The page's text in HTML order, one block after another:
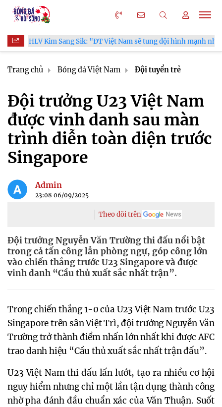
Kim Sang Sik: "ĐT Việt Nam sẽ tung đội hình mạnh nhất trước
Trang chủ Bóng đá Việt Nam Đội tuyển trẻ
Đội trưởng U23 Việt Nam
được vinh danh sau màn
trình diễn toàn diện trước
Singapore
Admin
23:08 06/09/2025
Theo dõi trên
Đội trưởng Nguyễn Văn Trường thi đấu nổi bật
trong cả tấn công lẫn phòng ngự, góp công lớn
vào chiến thắng trước U23 Singapore và được
vinh danh “Cầu thủ xuất sắc nhất trận”.
Trong chiến thắng 1-0 của U23 Việt Nam trước U23
Singapore trên sân Việt Trì, đội trưởng Nguyễn Văn
Trường trở thành điểm nhấn lớn nhất khi được AFC
trao danh hiệu “Cầu thủ xuất sắc nhất trận đấu”.
U23 Việt Nam thi đấu lấn lướt, tạo ra nhiều cơ hội
nguy hiểm nhưng chỉ một lần tận dụng thành công
nhờ pha đánh đầu chuẩn xác của Văn Thuận. Suốt